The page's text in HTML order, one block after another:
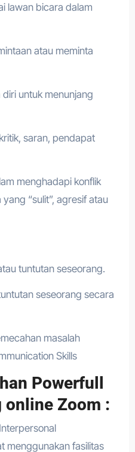
lawan bicara dalam
atau meminta
untuk menunjang
saran, pendapat
menghadapi konflik
“sulit”, agresif atau
tuntutan seseorang.
seseorang secara
masalah
Skills
Powerfull
Zoom :
menggunakan fasilitas